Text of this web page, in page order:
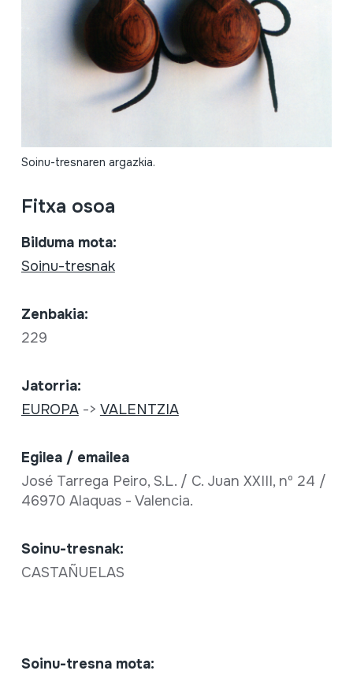
Soinu-tresnaren argazkia.
Fitxa osoa
Bilduma mota:
Soinu-tresnak
Zenbakia:
229
Jatorria:
EUROPA-> VALENTZIA
Egilea / emailea
José Tarrega Peiro, S.L. / C. Juan XXIII, nº 24 /
46970 Alaquas - Valencia.
Soinu-tresnak:
CASTAÑUELAS
Soinu-tresna mota: